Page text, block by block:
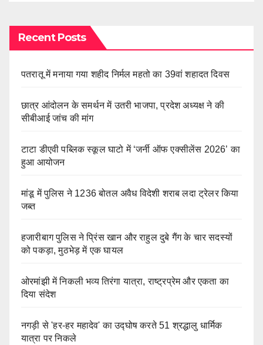
Recent Posts
पतरातू में मनाया गया शहीद निर्मल महतो का 39वां शहादत दिवस
छात्र आंदोलन के समर्थन में उतरी भाजपा, प्रदेश अध्यक्ष ने की
सीबीआई जांच की मांग
टाटा डीएवी पब्लिक स्कूल घाटो में ‘जर्नी ऑफ एक्सीलेंस 2026’ का
हुआ आयोजन
मांडू में पुलिस ने 1236 बोतल अवैध विदेशी शराब लदा ट्रेलर किया
जब्त
हजारीबाग पुलिस ने प्रिंस खान और राहुल दुबे गैंग के चार सदस्यों
को पकड़ा, मुठभेड़ में एक घायल
ओरमांझी में निकली भव्य तिरंगा यात्रा, राष्ट्रप्रेम और एकता का
दिया संदेश
नगड़ी से 'हर-हर महादेव' का उद्घोष करते 51 श्रद्धालु धार्मिक
यात्रा पर निकले